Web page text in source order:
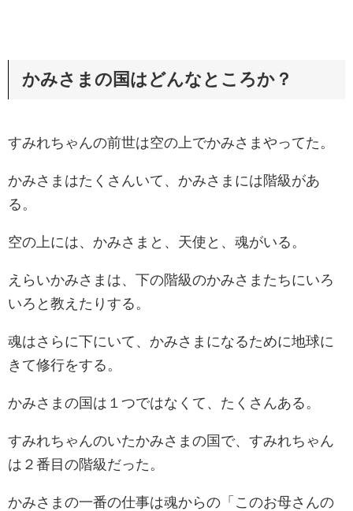
かみさまの国はどんなところか？
すみれちゃんの前世は空の上でかみさまやってた。
かみさまはたくさんいて、かみさまには階級があ
る。
空の上には、かみさまと、天使と、魂がいる。
えらいかみさまは、下の階級のかみさまたちにいろ
いろと教えたりする。
魂はさらに下にいて、かみさまになるために地球に
きて修行をする。
かみさまの国は１つではなくて、たくさんある。
すみれちゃんのいたかみさまの国で、すみれちゃん
は２番目の階級だった。
かみさまの一番の仕事は魂からの「このお母さんの